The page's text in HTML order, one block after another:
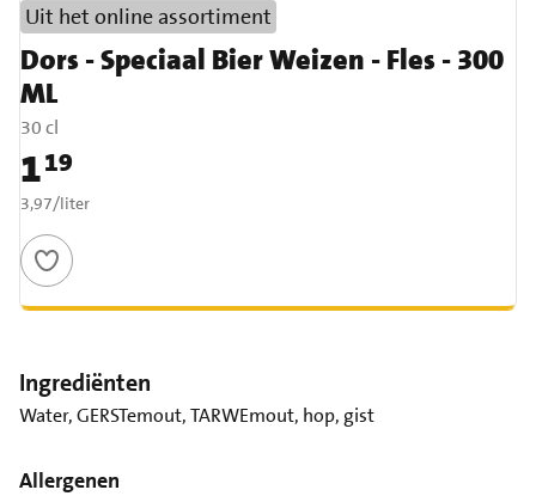
Dors - Speciaal Bier Weizen - Fles - 300
ML
30 cl
Prijs: € 1,19
119
€ 3,97 per liter
3,97/liter
Uit het online assortiment
Ingrediënten
Water, GERSTemout, TARWEmout, hop, gist
Allergenen